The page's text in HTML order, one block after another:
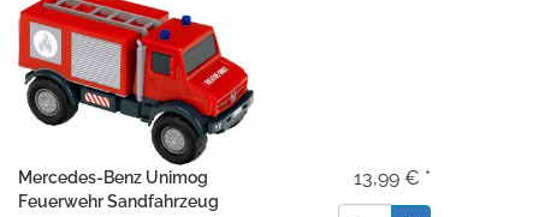
Mercedes-Benz Unimog
Feuerwehr Sandfahrzeug
13,99 € *